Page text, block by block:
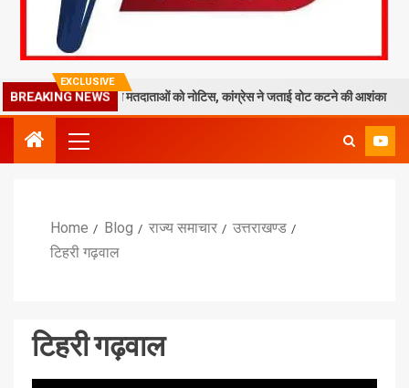
EXCLUSIVE
BREAKING NEWS
तेज: 19 लाख मतदाताओं को नोटिस, कांग्रेस ने जताई वोट कटने की आशंका
Home Blog राज्य समाचार
उत्तराखण्ड
टिहरी गढ़वाल
टिहरी गढ़वाल